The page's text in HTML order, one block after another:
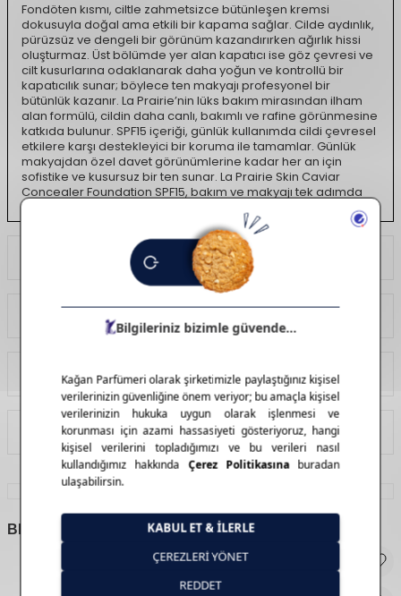
Fondöten kısmı, ciltle zahmetsizce bütünleşen kremsi
dokusuyla doğal ama etkili bir kapama sağlar. Cilde aydınlık,
pürüzsüz ve dengeli bir görünüm kazandırırken ağırlık hissi
oluşturmaz. Üst bölümde yer alan kapatıcı ise göz çevresi ve
cilt kusurlarına odaklanarak daha yoğun ve kontrollü bir
kapatıcılık sunar; böylece ten makyajı profesyonel bir
bütünlük kazanır. La Prairie’nin lüks bakım mirasından ilham
alan formülü, cildin daha canlı, bakımlı ve rafine görünmesine
katkıda bulunur. SPF15 içeriği, günlük kullanımda cildi çevresel
etkilere karşı destekleyici bir koruma ile tamamlar. Günlük
makyajdan özel davet görünümlerine kadar her an için
sofistike ve kusursuz bir ten sunar. La Prairie Skin Caviar
Concealer Foundation SPF15, bakım ve makyajı tek adımda
birleştiren yenilikçi tasarımı, pürüzsüz bitişi ve lüks dokusuyla
üst düzey bir ten makyajı deneyimi arayanlar için
vazgeçilmez bir seçenektir.
Ödeme Seçenekleri
Tavsiye Et
İade Koşulları
BENZER